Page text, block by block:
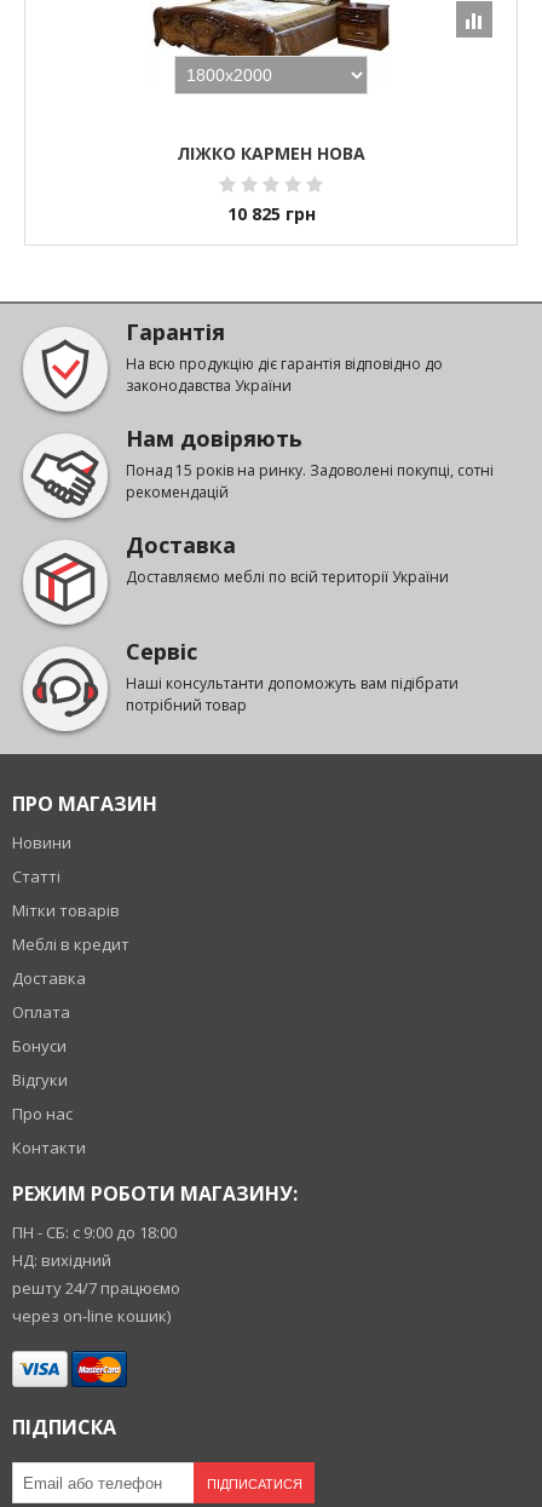
ЛІЖКО КАРМЕН НОВА
10 825 грн
Гарантія
На всю продукцію діє гарантія відповідно до
законодавства України
Нам довіряють
Понад 15 років на ринку. Задоволені покупці, сотні
рекомендацій
Доставка
Доставляємо меблі по всій території України
Сервіс
Наші консультанти допоможуть вам підібрати
потрібний товар
ПРО МАГАЗИН
Новини
Статті
Мітки товарів
Меблі в кредит
Доставка
Оплата
Бонуси
Відгуки
Про нас
Контакти
РЕЖИМ РОБОТИ МАГАЗИНУ:
ПН - СБ: с 9:00 до 18:00
НД: вихідний
решту 24/7 працюємо
через on-line кошик)
ПІДПИСКА
ПІДПИСАТИСЯ